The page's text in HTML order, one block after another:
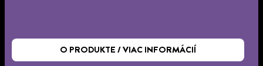
O PRODUKTE / VIAC INFORMÁCIÍ